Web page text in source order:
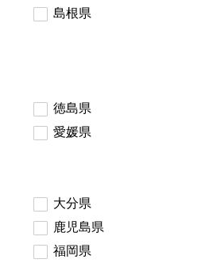
島根県
徳島県
愛媛県
大分県
鹿児島県
福岡県